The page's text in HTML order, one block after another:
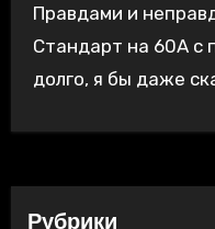
Правдами и неправдами старенькая Иста
Стандарт на 60А с
долго, я бы даже
Рубрики